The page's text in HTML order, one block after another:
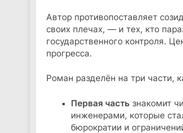
Автор противопоставляет
своих плечах, — и тех, кто
государственного контроля.
прогресса.
Роман разделён на три части,
Первая часть знакомит
инженерами, которые
бюрократии и